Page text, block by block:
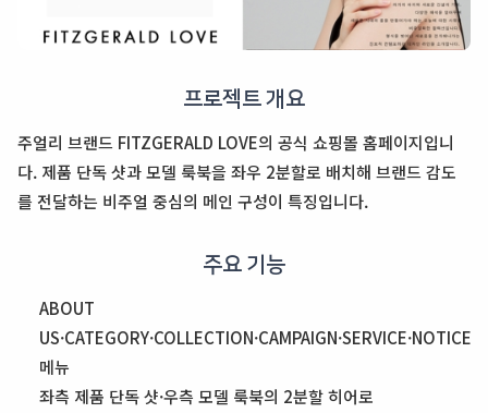
프로젝트 개요
주얼리 브랜드 FITZGERALD LOVE의 공식 쇼핑몰 홈페이지입니
다. 제품 단독 샷과 모델 룩북을 좌우 2분할로 배치해 브랜드 감도
를 전달하는 비주얼 중심의 메인 구성이 특징입니다.
주요 기능
ABOUT
US·CATEGORY·COLLECTION·CAMPAIGN·SERVICE·NOTICE
메뉴
좌측 제품 단독 샷·우측 모델 룩북의 2분할 히어로